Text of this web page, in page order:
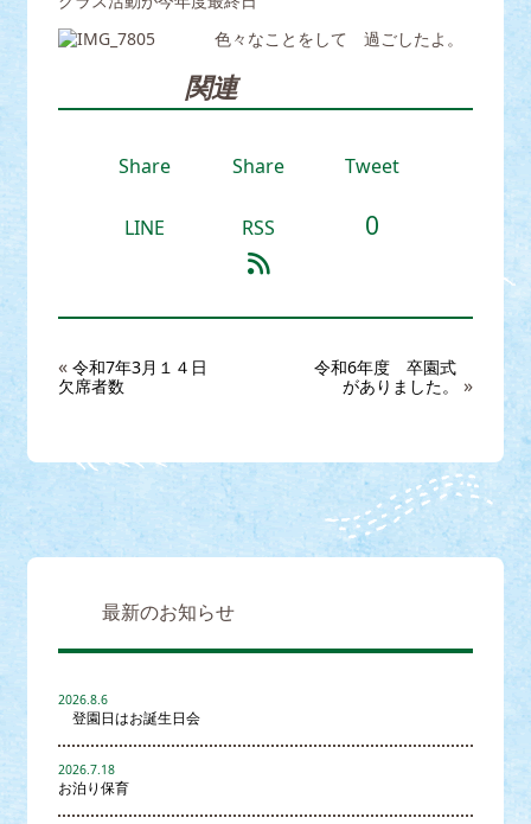
色々なことをして 過ごしたよ。
関連
Share Share Tweet
LINE RSS 0
« 令和7年3月１４日
欠席者数
令和6年度 卒園式
がありました。
»
最新のお知らせ
登園日はお誕生日会
2026.8.6
お泊り保育
2026.7.18